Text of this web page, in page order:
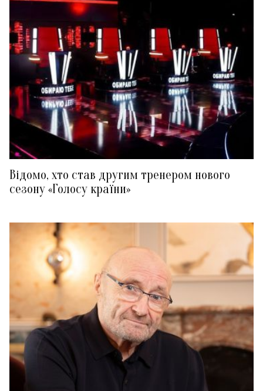
Відомо, хто став другим тренером нового
сезону «Голосу країни»